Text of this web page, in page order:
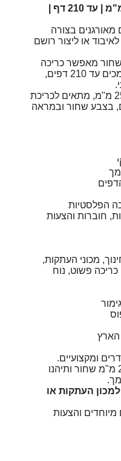
ספירל פלסטיק לכריכה | 25 מ"מ | עד 210 דף |
מאורגנים בצורה
או ליצור רושם
מ"מ בצבע שחור מאפשר כריכה
נוחה, אסתטית ועמידה של מסמכים עד 210 דפים,
ספירל פלסטיק איכותי בקוטר 25 מ"מ, מתאים לכריכת
עד 210 דפים, בצבע שחור ובמראה
הפלסטיות
חוברות והצעות
מכוני העתקות,
כריכה פשוט, נוח
הארץ
ומקצועיים.
הזמינו עכשיו ספירל פלסטיק 25 מ"מ שחור ותיהנו
העתקות או
מיוחדים והצעות